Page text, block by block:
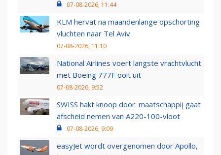
07-08-2026, 11:44
KLM hervat na maandenlange opschorting
vluchten naar Tel Aviv
07-08-2026, 11:10
National Airlines voert langste vrachtvlucht
met Boeing 777F ooit uit
07-08-2026, 9:52
SWISS hakt knoop door: maatschappij gaat
afscheid nemen van A220-100-vloot
07-08-2026, 9:09
easyJet wordt overgenomen door Apollo,